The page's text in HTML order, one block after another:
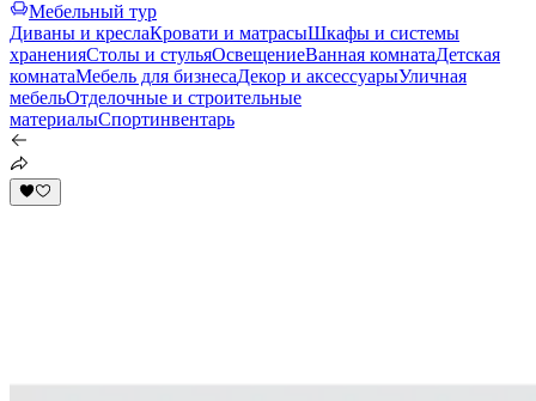
Мебельный тур
Диваны и креслаКровати и матрасыШкафы и системы
храненияСтолы и стульяОсвещениеВанная комнатаДетская
комнатаМебель для бизнесаДекор и аксессуарыУличная
мебельОтделочные и строительные
материалыСпортинвентарь